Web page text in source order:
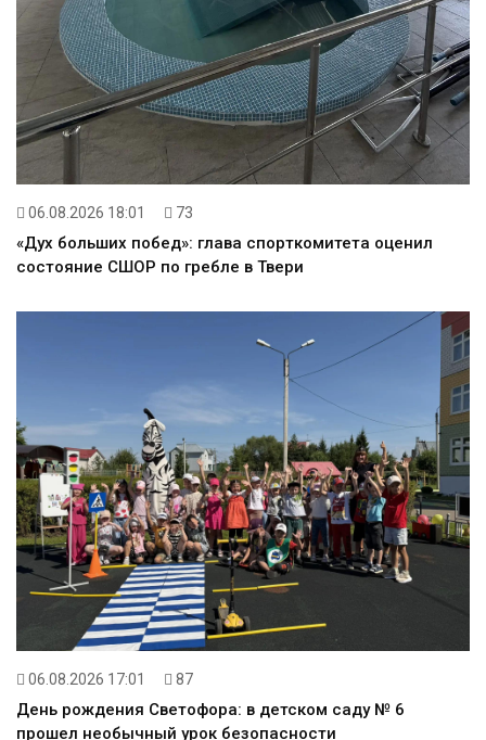
06.08.2026 18:01 73
«Дух больших побед»: глава спорткомитета оценил
состояние СШОР по гребле в Твери
06.08.2026 17:01 87
День рождения Светофора: в детском саду № 6
прошел необычный урок безопасности